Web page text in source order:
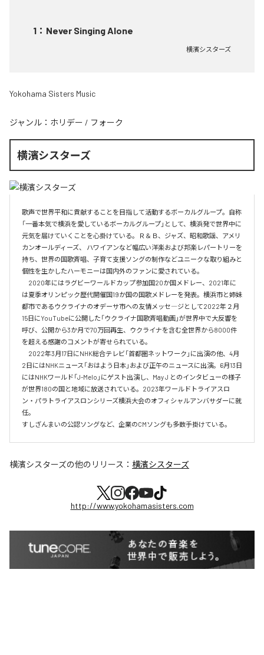
1 ： Never Singing Alone
横濱シスターズ
Yokohama Sisters Music
ジャンル： ホリデー / フォーク
横濱シスターズ
歌声で世界平和に貢献することを目指して活動するボーカルグループ。自称
「一番本気で横浜を愛しているボーカルグループ」として、横浜発で世界中に
元気を届けていくことを心掛けている。Ｒ＆Ｂ、ジャズ、昭和歌謡、アメリ
カンオールディーズ、 ハワイアンなど幅広い洋楽および邦楽レパートリーを
持ち、世界の国歌斉唱、子育て支援ソングの制作などユニークな取り組みと
個性を生かしたハーモニーは国内外のファンに愛されている。
2020年にはラグビーワールドカップ参加国20か国メドレー、2021年に
は夏季オリンピック歴代開催国19か国の国歌メドレーを発表。横浜市と姉妹
都市であるウクライナのオデーサ市への友情メッセ―ジとして2022年２月
15日にYouTubeに公開した「ウクライナ国歌斉唱動画」が世界中で大反響を
呼び、公開から3か月で70万回再生、ウクライナを含む全世界から8000件
を超える感謝のコメントが寄せられている。
2022年3月17日にNHK総合テレビ「首都圏ネットワーク」に出演の他、4月
2日にはNHKニュース「おはよう日本」および正午のニュースに出演。6月13日
にはNHKワールド「J-Melo」にゲスト出演し、May J とのインタビューの様子
が世界180の国と地域に放送されている。2023年ワールドトライアスロ
ン・パラトライアスロンシリーズ横浜大会のオフィシャルアンバサダーに就
任。
すしざんまいの公認ソングなど、企業のCMソングも多数手掛けている。
横濱シスターズの他のリリース： 横濱シスターズ
http://www.yokohamasisters.com